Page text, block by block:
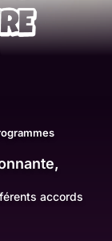
accords